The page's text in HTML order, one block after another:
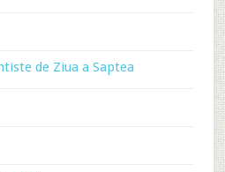
de Ziua a Saptea